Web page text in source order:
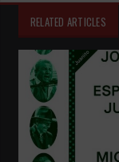
RELATED ARTICLES